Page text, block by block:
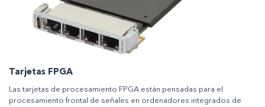
Tarjetas FPGA
Las tarjetas de procesamiento FPGA están pensadas para el
procesamiento frontal de señales en ordenadores integrados de